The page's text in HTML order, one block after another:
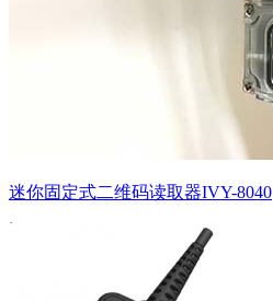
迷你固定式二维码读取器IVY-8040